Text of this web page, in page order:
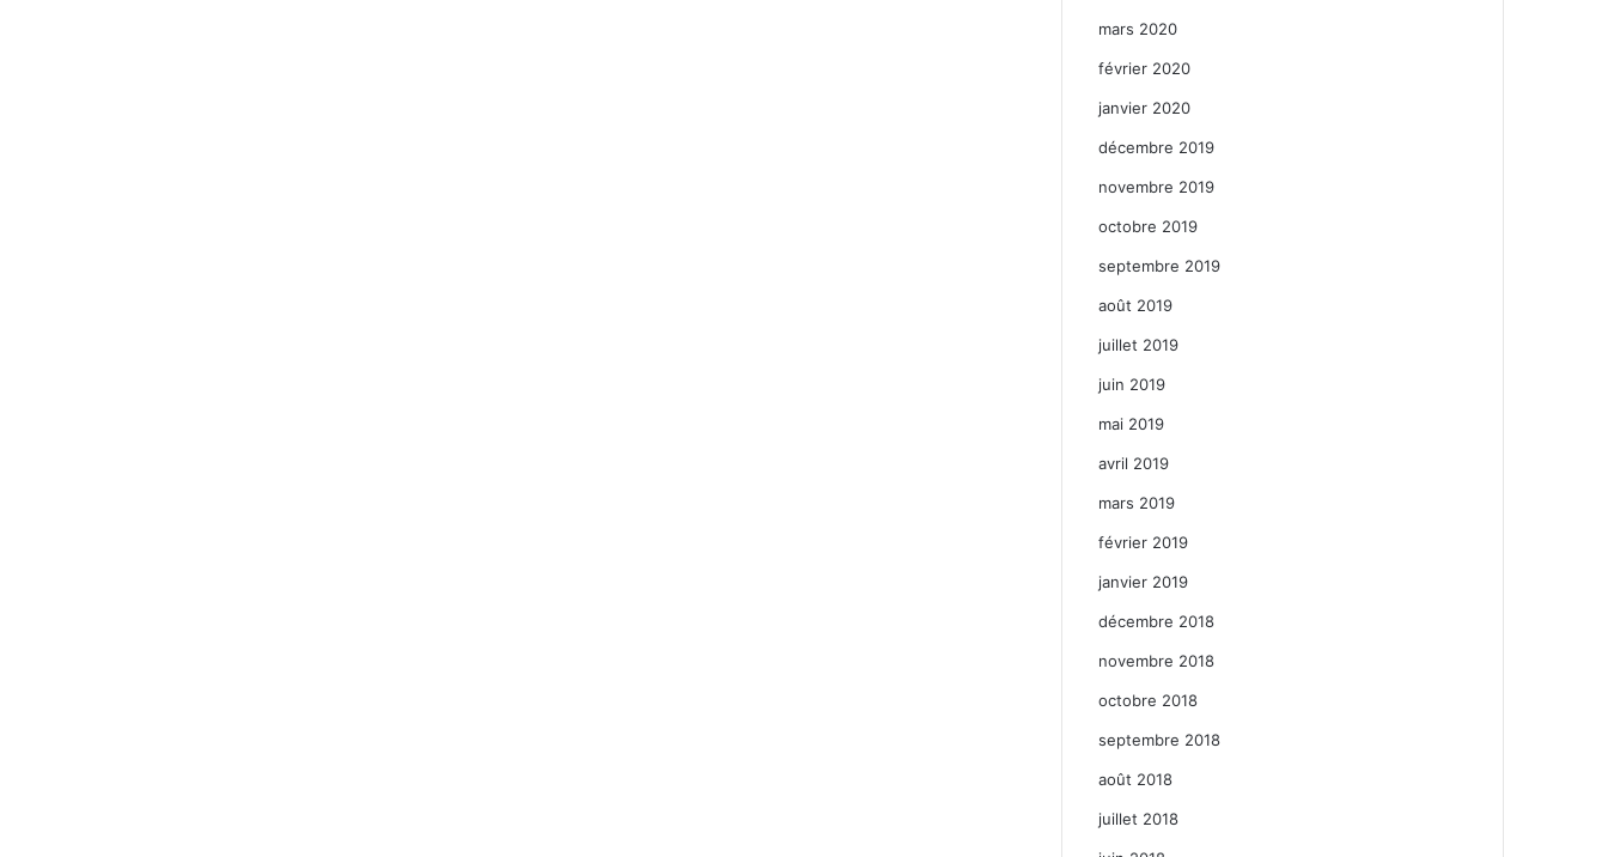
mars 2020
février 2020
janvier 2020
décembre 2019
novembre 2019
octobre 2019
septembre 2019
août 2019
juillet 2019
juin 2019
mai 2019
avril 2019
mars 2019
février 2019
janvier 2019
décembre 2018
novembre 2018
octobre 2018
septembre 2018
août 2018
juillet 2018